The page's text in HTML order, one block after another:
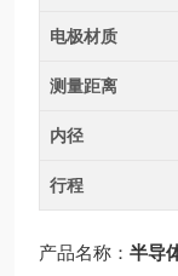
电极材质
测量距离
内径
行程
产品名称： 半导